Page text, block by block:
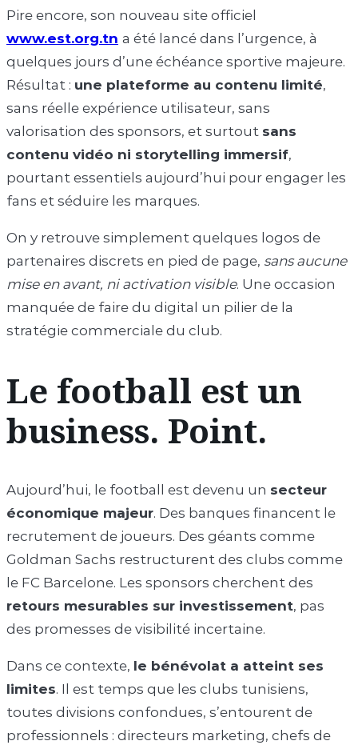
Pire encore, son nouveau site officiel
www.est.org.tn a été lancé dans l’urgence, à
quelques jours d’une échéance sportive majeure.
Résultat : une plateforme au contenu limité,
sans réelle expérience utilisateur, sans
valorisation des sponsors, et surtout sans
contenu vidéo ni storytelling immersif,
pourtant essentiels aujourd’hui pour engager les
fans et séduire les marques.
On y retrouve simplement quelques logos de
partenaires discrets en pied de page, sans aucune
mise en avant, ni activation visible. Une occasion
manquée de faire du digital un pilier de la
stratégie commerciale du club.
Le football est un
business. Point.
Aujourd’hui, le football est devenu un secteur
économique majeur. Des banques financent le
recrutement de joueurs. Des géants comme
Goldman Sachs restructurent des clubs comme
le FC Barcelone. Les sponsors cherchent des
retours mesurables sur investissement, pas
des promesses de visibilité incertaine.
Dans ce contexte, le bénévolat a atteint ses
limites. Il est temps que les clubs tunisiens,
toutes divisions confondues, s’entourent de
professionnels : directeurs marketing, chefs de